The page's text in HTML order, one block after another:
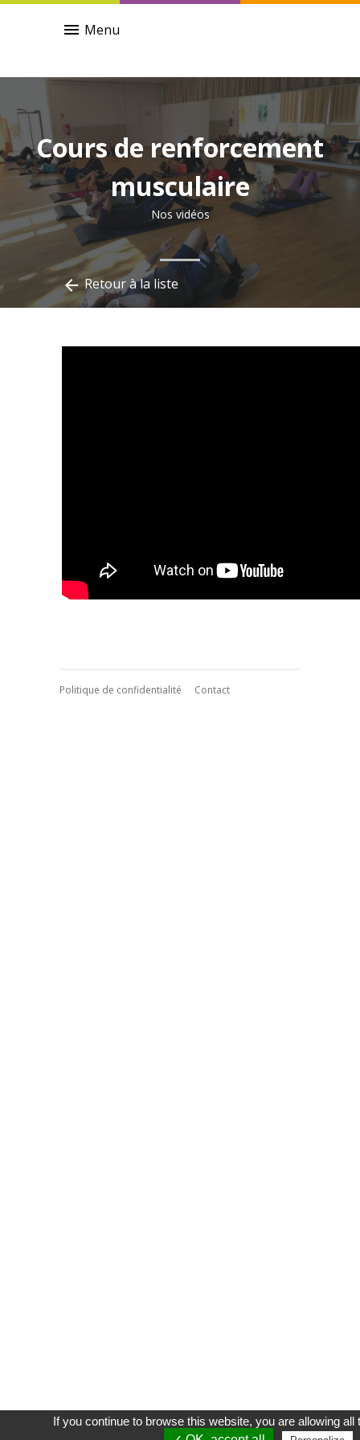
menu Menu
Cours de renforcement
musculaire
Nos vidéos
arrow_backRetour à la liste
Politique de confidentialité Contact
If you continue to browse this website, you are allowing